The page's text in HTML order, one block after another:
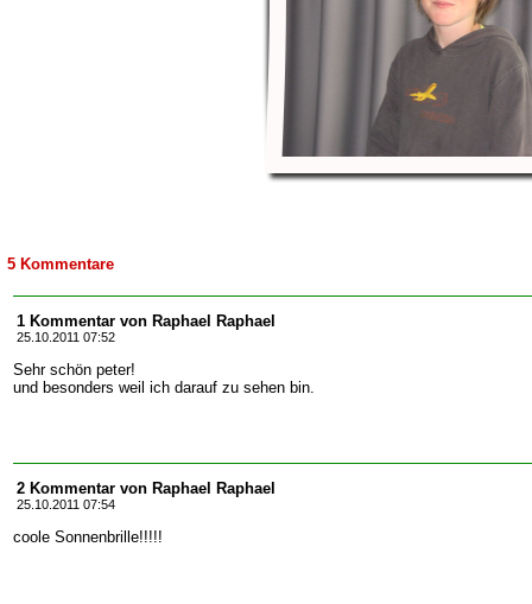
5 Kommentare
1 Kommentar von Raphael Raphael
25.10.2011 07:52
Sehr schön peter!
und besonders weil ich darauf zu sehen bin.
2 Kommentar von Raphael Raphael
25.10.2011 07:54
coole Sonnenbrille!!!!!